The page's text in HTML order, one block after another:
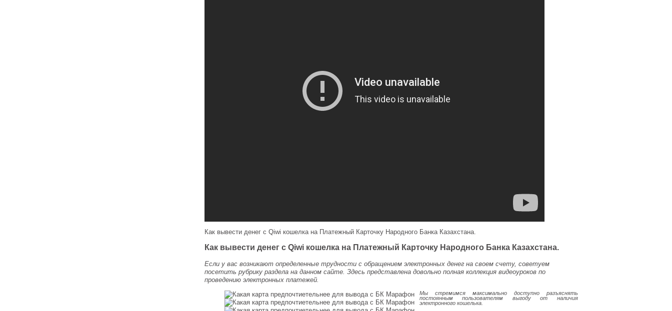
Как вывести денег с Qiwi кошелка на Платежный Карточку Народного Банка Казахстана.
Как вывести денег с Qiwi кошелка на Платежный Карточку Народного Банка Казахстана.
Если у вас возникают определенные трудности с обращением электронных денег на своем счету, советуем
посетить рубрику раздела на данном сайте. Здесь представлена довольно полная коллекция видеоуроков по
проведению электронных платежей.
Мы стремимся максимально доступно разъяснять
постоянным пользователям выгоду от наличия
электронного кошелька.